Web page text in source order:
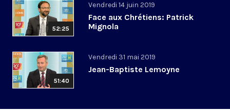
52:25
Vendredi 14 juin 2019
Face aux Chrétiens: Patrick
Mignola
51:40
Vendredi 31 mai 2019
Jean-Baptiste Lemoyne